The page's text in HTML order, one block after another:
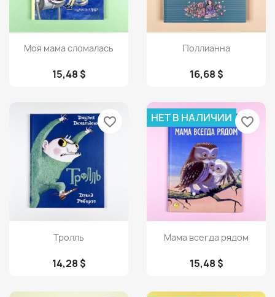
Просмотр
Моя мама сломалась
15,48 $
Просмотр
Поллианна
16,68 $
Просмотр
Тролль
14,28 $
favorite_border
Просмотр
Мама всегда рядом
15,48 $
НЕТ В НАЛИЧИИ favorite_border